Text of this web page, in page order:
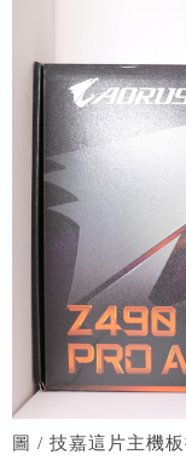
圖 / 技嘉這片主機